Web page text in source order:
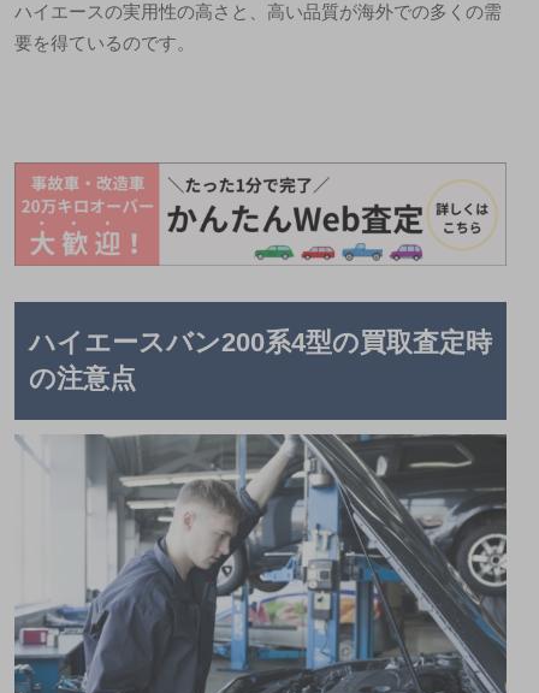
ハイエースの実用性の高さと、高い品質が海外での多くの需
要を得ているのです。
ハイエースバン200系4型の買取査定時
の注意点